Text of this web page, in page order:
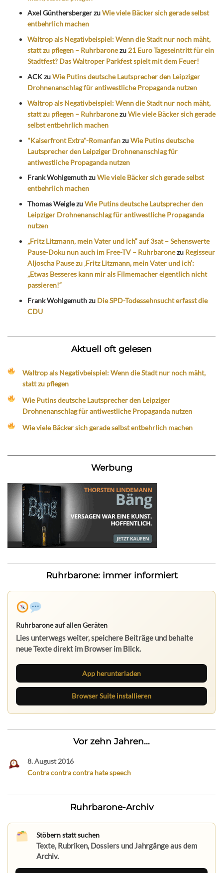
Axel GünthersbergerzuWie viele Bäcker sich gerade selbst
entbehrlich machen
Waltrop als Negativbeispiel: Wenn die Stadt nur noch mäht,
statt zu pflegen – Ruhrbaronezu 21 Euro Tageseintritt für ein
Stadtfest? Das Waltroper Parkfest spielt mit dem Feuer!
ACKzuWie Putins deutsche Lautsprecher den Leipziger
Drohnenanschlag für antiwestliche Propaganda nutzen
Waltrop als Negativbeispiel: Wenn die Stadt nur noch mäht,
statt zu pflegen – RuhrbaronezuWie viele Bäcker sich gerade
selbst entbehrlich machen
"Kaiserfront Extra"-RomanfanzuWie Putins deutsche
Lautsprecher den Leipziger Drohnenanschlag für
antiwestliche Propaganda nutzen
Frank WohlgemuthzuWie viele Bäcker sich gerade selbst
entbehrlich machen
Thomas WeiglezuWie Putins deutsche Lautsprecher den
Leipziger Drohnenanschlag für antiwestliche Propaganda
nutzen
„Fritz Litzmann, mein Vater und ich“ auf 3sat – Sehenswerte
Pause-Doku nun auch im Free-TV – Ruhrbaronezu Regisseur
Aljoscha Pause zu ‚Fritz Litzmann, mein Vater und ich‘:
„Etwas Besseres kann mir als Filmemacher eigentlich nicht
passieren!“
Frank Wohlgemuthzu Die SPD-Todessehnsucht erfasst die
CDU
Aktuell oft gelesen
Waltrop als Negativbeispiel: Wenn die Stadt nur noch mäht,
statt zu pflegen
Wie Putins deutsche Lautsprecher den Leipziger
Drohnenanschlag für antiwestliche Propaganda nutzen
Wie viele Bäcker sich gerade selbst entbehrlich machen
Werbung
Ruhrbarone: immer informiert
Ruhrbarone auf allen Geräten
Lies unterwegs weiter, speichere Beiträge und behalte
neue Texte direkt im Browser im Blick.
App herunterladen
Browser Suite installieren
Vor zehn Jahren...
8. August 2016
Contra contra contra hate speech
Ruhrbarone-Archiv
Stöbern statt suchen
Texte, Rubriken, Dossiers und Jahrgänge aus dem
Archiv.